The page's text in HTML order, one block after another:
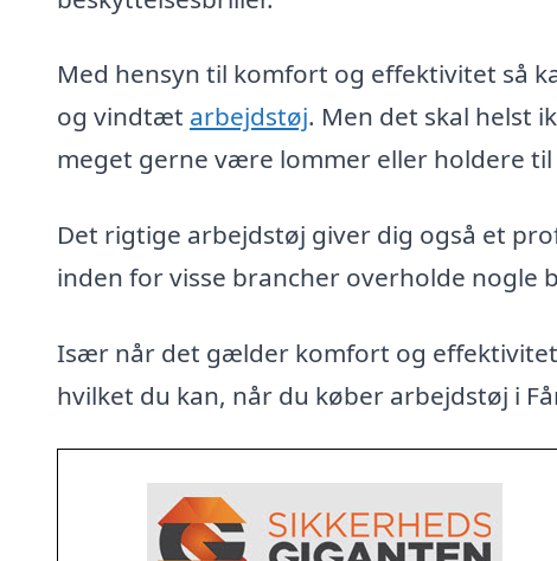
Med hensyn til komfort og effektivitet så
og vindtæt arbejdstøj. Men det skal helst
meget gerne være lommer eller holdere
Det rigtige arbejdstøj giver dig også et
inden for visse brancher overholde nogle
Især når det gælder komfort og
hvilket du kan, når du køber arbejdstøj i